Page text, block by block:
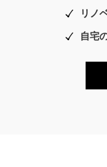
リノ
自宅